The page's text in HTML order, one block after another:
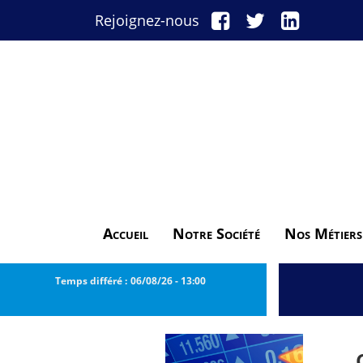
Rejoignez-nous
Accueil Notre Société Nos Métiers
Temps différé : 06/08/26- 13:00